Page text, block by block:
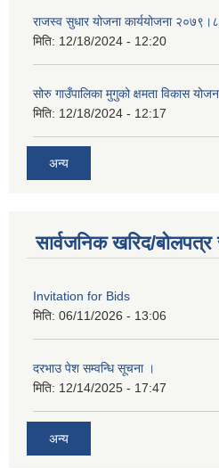
राजस्व सुधार योजना कार्ययोजना
मिति: 12/18/2024 - 12:20
सोरु गाउँपालिका मुगुको क्षमता विकास
मिति: 12/18/2024 - 12:17
अन्य
सार्वजनिक खरिद/
Invitation for Bids
मिति: 06/11/2026 - 13:06
दरभाउ पेश सम्वन्धि सूचना ।
मिति: 12/14/2025 - 17:47
अन्य